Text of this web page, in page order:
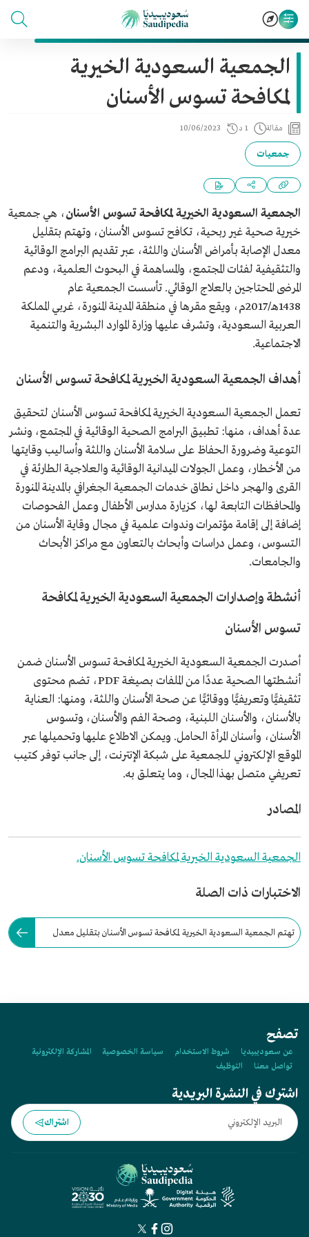
الجمعية السعودية الخيرية
لمكافحة تسوس الأسنان
مقالة 1 د 10/06/2023
جمعيات
الجمعية السعودية الخيرية لمكافحة تسوس الأسنان، هي جمعية
خيرية صحية غير ربحية، تكافح تسوس الأسنان، وتهتم بتقليل
معدل الإصابة بأمراض الأسنان واللثة، عبر تقديم البرامج الوقائية
والتثقيفية لفئات المجتمع، والمساهمة في البحوث العلمية، ودعم
المرضى المحتاجين بالعلاج الوقائي. تأسست الجمعية عام
1438هـ/2017م، ويقع مقرها في منطقة المدينة المنورة، غربي المملكة
العربية السعودية، وتشرف عليها وزارة الموارد البشرية والتنمية
الاجتماعية.
أهداف الجمعية السعودية الخيرية لمكافحة تسوس الأسنان
تعمل الجمعية السعودية الخيرية لمكافحة تسوس الأسنان لتحقيق
عدة أهداف، منها: تطبيق البرامج الصحية الوقائية في المجتمع، ونشر
التوعية وضرورة الحفاظ على سلامة الأسنان واللثة وأساليب وقايتها
من الأخطار، وعمل الجولات الميدانية الوقائية والعلاجية الطارئة في
القرى والهجر داخل نطاق خدمات الجمعية الجغرافي بالمدينة المنورة
والمحافظات التابعة لها، كزيارة مدارس الأطفال وعمل الفحوصات
إضافة إلى إقامة مؤتمرات وندوات علمية في مجال وقاية الأسنان من
التسوس، وعمل دراسات وأبحاث بالتعاون مع مراكز الأبحاث
والجامعات.
أنشطة وإصدارات الجمعية السعودية الخيرية لمكافحة
تسوس الأسنان
أصدرت الجمعية السعودية الخيرية لمكافحة تسوس الأسنان ضمن
أنشطتها الصحية عددًا من الملفات بصيغة PDF، تضم محتوى
تثقيفيًّا وتعريفيًّا ووقائيًّا عن صحة الأسنان واللثة، ومنها: العناية
بالأسنان، والأسنان اللبنية، وصحة الفم والأسنان، وتسوس
الأسنان، وأسنان المرأة الحامل. ويمكن الاطلاع عليها وتحميلها عبر
الموقع الإلكتروني للجمعية على شبكة الإنترنت، إلى جانب توفر كتيب
تعريفي متصل بهذا المجال، وما يتعلق به.
المصادر
الجمعية السعودية الخيرية لمكافحة تسوس الأسنان.
الاختبارات ذات الصلة
تهتم الجمعية السعودية الخيرية لمكافحة تسوس الأسنان بتقليل معدل
تصفح
عن سعوديبيديا شروط الاستخدام سياسة الخصوصية
المشاركة الإلكترونية
تواصل معنا
التوظيف
اشترك في النشرة البريدية
اشتراك